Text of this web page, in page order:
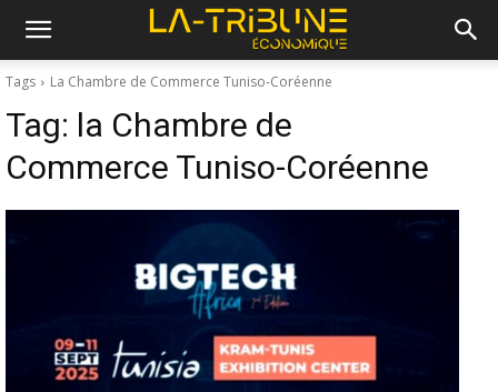
Tags La Chambre de Commerce Tuniso-Coréenne
Tag: la Chambre de
Commerce Tuniso-Coréenne